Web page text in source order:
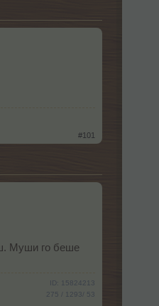
#101
Муши го беше
ID: 15824213
275 / 1293/ 53